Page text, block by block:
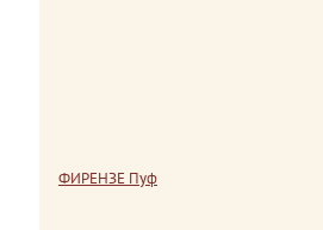
ФИРЕНЗЕ Пуф